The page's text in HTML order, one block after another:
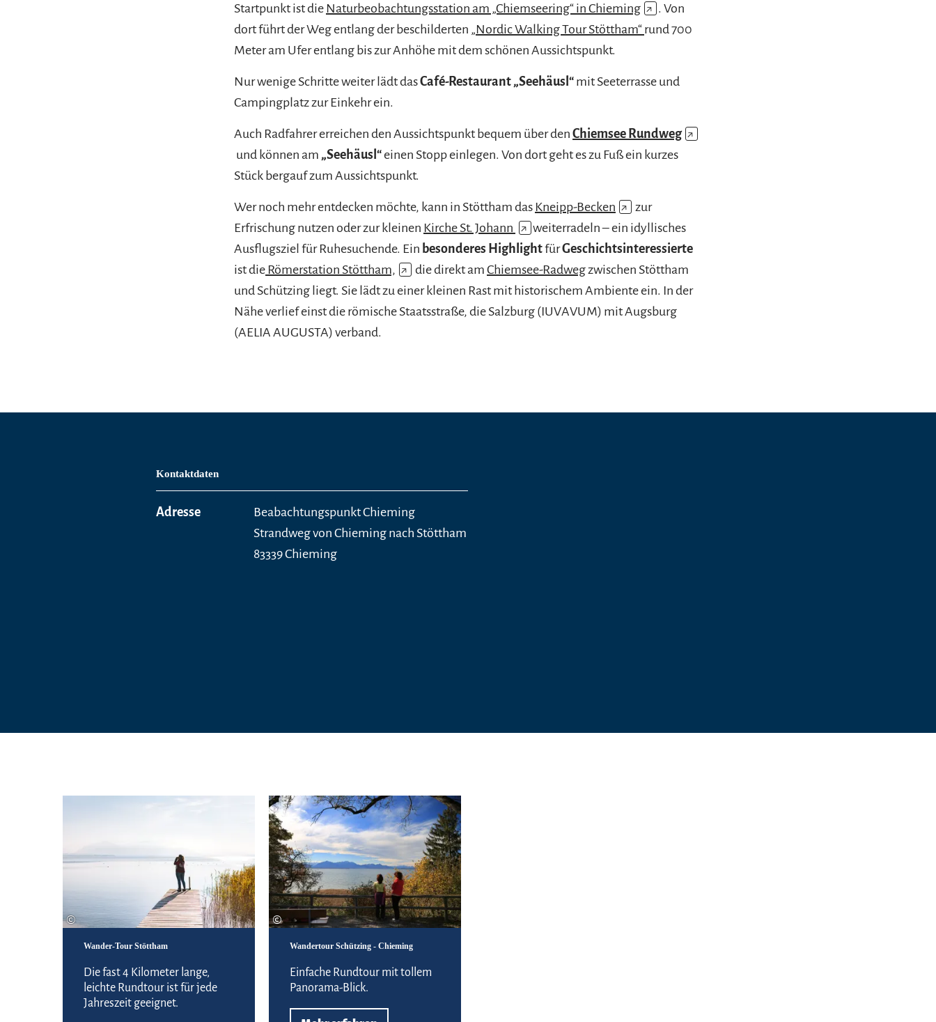
Startpunkt ist die Naturbeobachtungsstation am „Chiemseering“ in Chieming ↗ . Von
dort führt der Weg entlang der beschilderten „Nordic Walking Tour Stöttham“ rund 700
Meter am Ufer entlang bis zur Anhöhe mit dem schönen Aussichtspunkt.
Nur wenige Schritte weiter lädt dasCafé-Restaurant „Seehäusl“ mit Seeterrasse und
Campingplatz zur Einkehr ein.
Auch Radfahrer erreichen den Aussichtspunkt bequem über den Chiemsee Rundweg ↗
und können am „Seehäusl“einen Stopp einlegen. Von dort geht es zu Fuß ein kurzes
Stück bergauf zum Aussichtspunkt.
Wer noch mehr entdecken möchte, kann in Stöttham das Kneipp-Becken ↗ zur
Erfrischung nutzen oder zur kleinen Kirche St. Johann ↗ weiterradeln – ein idyllisches
Ausflugsziel für Ruhesuchende. Ein besonderes HighlightfürGeschichtsinteressierte
ist die Römerstation Stöttham, ↗ die direkt am Chiemsee-Radwegzwischen Stöttham
und Schützing liegt. Sie lädt zu einer kleinen Rast mit historischem Ambiente ein. In der
Nähe verlief einst die römische Staatsstraße, die Salzburg (IUVAVUM) mit Augsburg
(AELIA AUGUSTA) verband.
Kontaktdaten
Adresse
Beabachtungspunkt Chieming
Strandweg von Chieming nach Stöttham
83339 Chieming
©
Wander-Tour Stöttham
Die fast 4 Kilometer lange,
leichte Rundtour ist für jede
Jahreszeit geeignet.
Mehr erfahren
©
Wandertour Schützing - Chieming
Einfache Rundtour mit tollem
Panorama-Blick.